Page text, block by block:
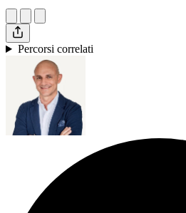
Percorsi correlati